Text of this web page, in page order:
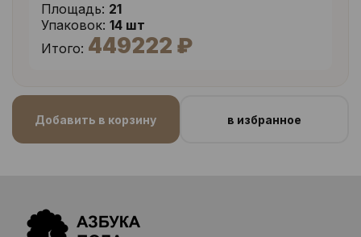
Площадь: 21
Упаковок: 14 шт
Итого: 449222 ₽
Добавить в корзину в избранное